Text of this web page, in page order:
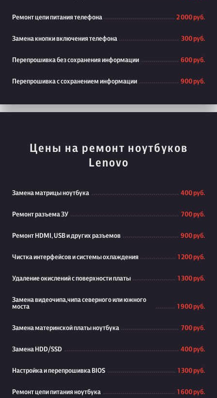
Ремонт цепи питания телефона 2 000 руб.
Замена кнопки включения телефона 300 руб.
Перепрошивка без сохранения информации 600 руб.
Перепрошивка с сохранением информации 900 руб.
Цены на ремонт ноутбуков
Lenovo
Замена матрицы ноутбука 400 руб.
Ремонт разъема ЗУ 700 руб.
Ремонт HDMI, USB и других разъемов 900 руб.
Чистка интерфейсов и системы охлаждения 1 200 руб.
Удаление окислений с поверхности платы 1 300 руб.
Замена видеочипа,чипа северного или южного
моста
1 900 руб.
Замена материнской платы ноутбука 700 руб.
Замена HDD/SSD 400 руб.
Настройка и перепрошивка BIOS 1 300 руб.
Ремонт цепи питания ноутбука 1 600 руб.